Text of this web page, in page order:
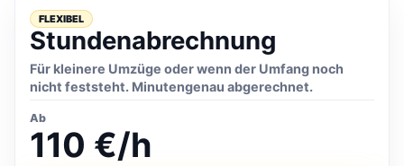
FLEXIBEL
Stundenabrechnung
Für kleinere Umzüge oder wenn der Umfang noch
nicht feststeht. Minutengenau abgerechnet.
Ab
110 €/h